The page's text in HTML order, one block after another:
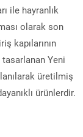
ile hayranlık
olarak son
kapılarının
Yeni
üretilmiş
ürünlerdir.